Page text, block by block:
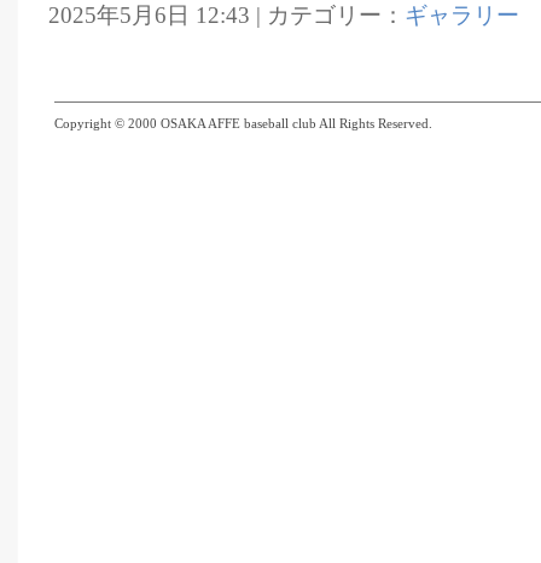
2025年5月6日 12:43 | カテゴリー： ギャラリー
Copyright © 2000 OSAKA AFFE baseball club All Rights Reserved.